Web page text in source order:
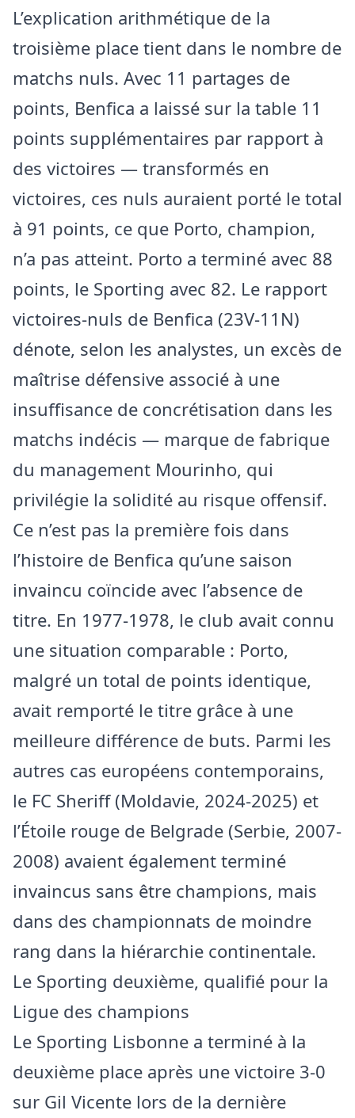
L’explication arithmétique de la
troisième place tient dans le nombre de
matchs nuls. Avec 11 partages de
points, Benfica a laissé sur la table 11
points supplémentaires par rapport à
des victoires — transformés en
victoires, ces nuls auraient porté le total
à 91 points, ce que Porto, champion,
n’a pas atteint. Porto a terminé avec 88
points, le Sporting avec 82. Le rapport
victoires-nuls de Benfica (23V-11N)
dénote, selon les analystes, un excès de
maîtrise défensive associé à une
insuffisance de concrétisation dans les
matchs indécis — marque de fabrique
du management Mourinho, qui
privilégie la solidité au risque offensif.
Ce n’est pas la première fois dans
l’histoire de Benfica qu’une saison
invaincu coïncide avec l’absence de
titre. En 1977-1978, le club avait connu
une situation comparable : Porto,
malgré un total de points identique,
avait remporté le titre grâce à une
meilleure différence de buts. Parmi les
autres cas européens contemporains,
le FC Sheriff (Moldavie, 2024-2025) et
l’Étoile rouge de Belgrade (Serbie, 2007-
2008) avaient également terminé
invaincus sans être champions, mais
dans des championnats de moindre
rang dans la hiérarchie continentale.
Le Sporting deuxième, qualifié pour la
Ligue des champions
Le Sporting Lisbonne a terminé à la
deuxième place après une victoire 3-0
sur Gil Vicente lors de la dernière